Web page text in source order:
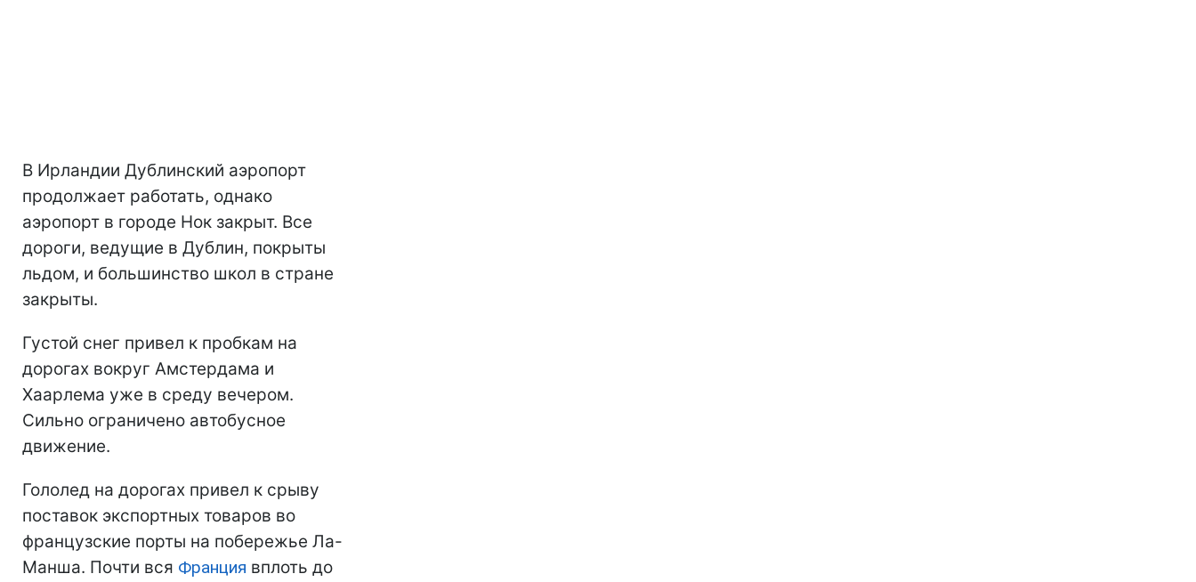
В Ирландии Дублинский аэропорт
продолжает работать, однако
аэропорт в городе Нок закрыт. Все
дороги, ведущие в Дублин, покрыты
льдом, и большинство школ в стране
закрыты.
Густой снег привел к пробкам на
дорогах вокруг Амстердама и
Хаарлема уже в среду вечером.
Сильно ограничено автобусное
движение.
Гололед на дорогах привел к срыву
поставок экспортных товаров во
французские порты на побережье Ла-
Манша. Почти вся Франция вплоть до